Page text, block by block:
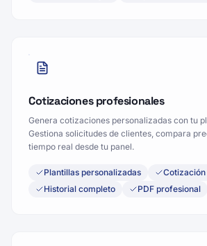
Cotizaciones profesionales
Genera cotizaciones personalizadas con tu
Gestiona solicitudes de clientes, compara
tiempo real desde tu panel.
Plantillas personalizadas
Historial completo
PDF profesional